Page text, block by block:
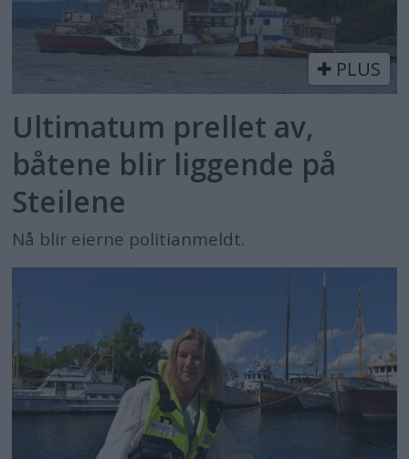
PLUS
Ultimatum prellet av,
båtene blir liggende på
Steilene
Nå blir eierne politianmeldt.